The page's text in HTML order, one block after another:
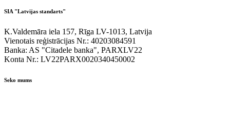
SIA "Latvijas standarts"
K.Valdemāra iela 157, Rīga LV-1013, Latvija
Vienotais reģistrācijas Nr.: 40203084591
Banka: AS "Citadele banka", PARXLV22
Konta Nr.: LV22PARX0020340450002
Seko mums